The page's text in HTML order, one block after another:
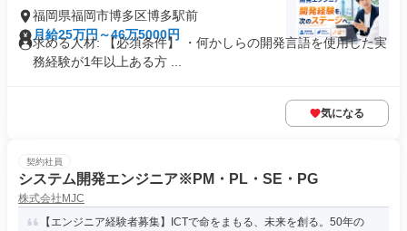
福岡県福岡市博多区博多駅前
月給25万円～46万5000円
求める人材: 【必須条件】 ・何かしらの開発言語を使用した実
務経験が1年以上ある方 ...
気になる
契約社員
システム開発エンジニア※PM・PL・SE・PG
株式会社MJC
【エンジニア経験者募集】ICTで命をまもる、未来を創る。50年の